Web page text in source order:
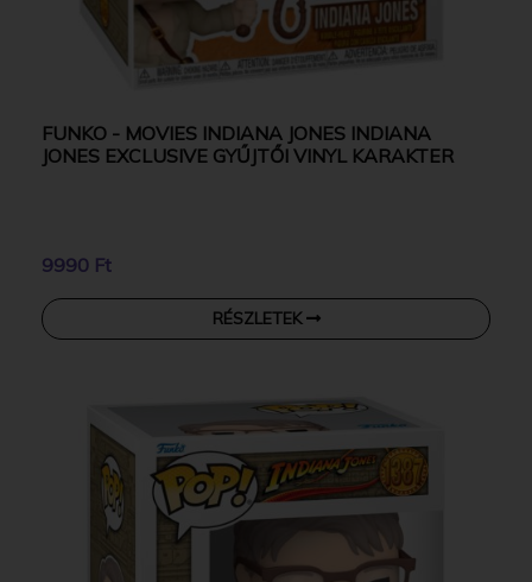
FUNKO - MOVIES INDIANA JONES INDIANA
JONES EXCLUSIVE GYŰJTŐI VINYL KARAKTER
9990 Ft
RÉSZLETEK